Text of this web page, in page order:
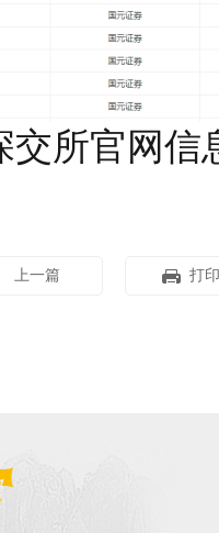
交所官网信
上一篇 打印